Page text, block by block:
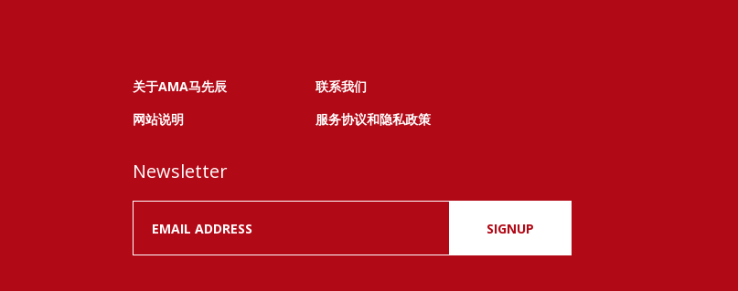
关于AMA马先辰
联系我们
网站说明
服务协议和隐私政策
Newsletter
SIGNUP